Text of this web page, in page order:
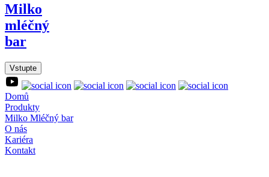
Milko
mléčný
bar
Vstupte
Domů
Produkty
Milko Mléčný bar
O nás
Kariéra
Kontakt